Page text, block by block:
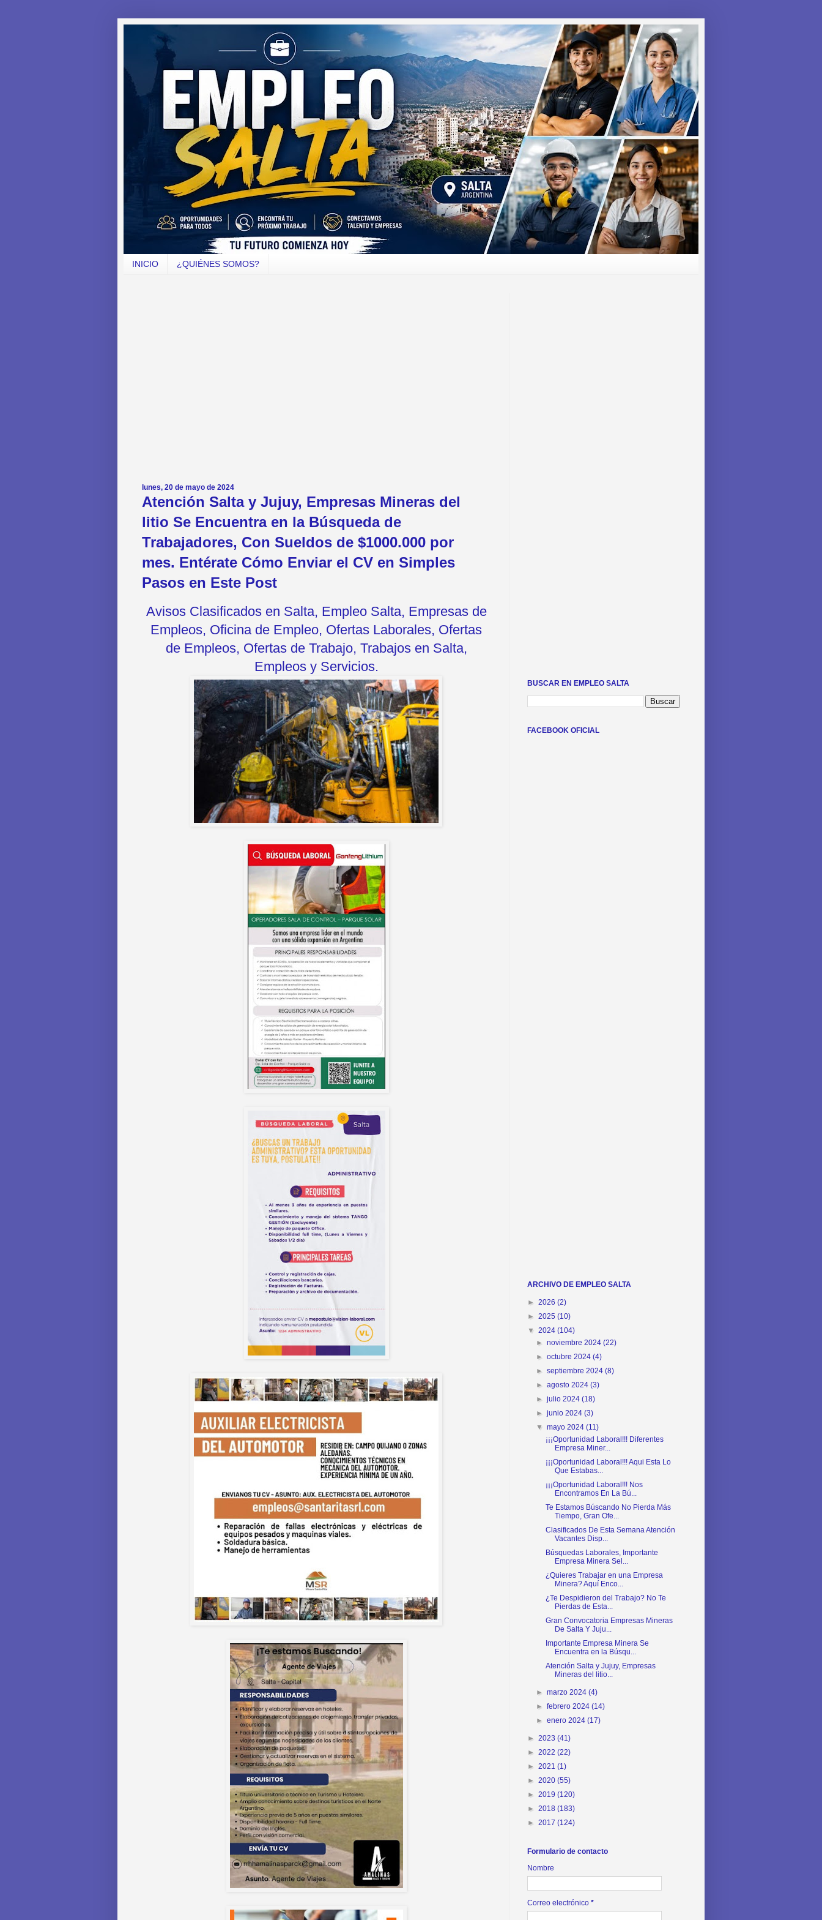
INICIO ¿QUIÉNES SOMOS?
lunes, 20 de mayo de 2024
Atención Salta y Jujuy, Empresas Mineras del
litio Se Encuentra en la Búsqueda de
Trabajadores, Con Sueldos de $1000.000 por
mes. Entérate Cómo Enviar el CV en Simples
Pasos en Este Post
Avisos Clasificados en Salta, Empleo Salta, Empresas de
Empleos, Oficina de Empleo, Ofertas Laborales, Ofertas
de Empleos, Ofertas de Trabajo, Trabajos en Salta,
Empleos y Servicios.
BUSCAR EN EMPLEO SALTA
FACEBOOK OFICIAL
ARCHIVO DE EMPLEO SALTA
► 2026 (2)
► 2025 (10)
▼ 2024 (104)
►noviembre 2024(22)
►octubre 2024(4)
►septiembre 2024(8)
►agosto 2024(3)
►julio 2024(18)
►junio 2024(3)
▼mayo 2024(11)
¡¡¡Oportunidad Laboral!!! Diferentes
Empresa Miner...
¡¡¡Oportunidad Laboral!!! Aqui Esta Lo
Que Estabas...
¡¡¡Oportunidad Laboral!!! Nos
Encontramos En La Bú...
Te Estamos Búscando No Pierda Más
Tiempo, Gran Ofe...
Clasificados De Esta Semana Atención
Vacantes Disp...
Búsquedas Laborales, Importante
Empresa Minera Sel...
¿Quieres Trabajar en una Empresa
Minera? Aquí Enco...
¿Te Despidieron del Trabajo? No Te
Pierdas de Esta...
Gran Convocatoria Empresas Mineras
De Salta Y Juju...
Importante Empresa Minera Se
Encuentra en la Búsqu...
Atención Salta y Jujuy, Empresas
Mineras del litio...
►marzo 2024(4)
►febrero 2024(14)
►enero 2024(17)
► 2023 (41)
► 2022 (22)
► 2021 (1)
► 2020 (55)
► 2019 (120)
► 2018 (183)
► 2017 (124)
Formulario de contacto
Nombre
Correo electrónico *